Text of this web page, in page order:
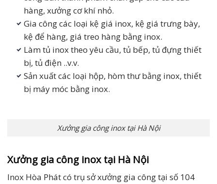
hàng, xưởng cơ khí nhỏ.
Gia công các loại kệ giá inox, kệ giá trưng bày,
kệ để hàng, giá treo hàng bằng inox.
Làm tủ inox theo yêu cầu, tủ bếp, tủ đựng thiết
bị, tủ điện ..v.v.
Sản xuất các loại hộp, hòm thư bằng inox, thiết
bị máy móc bằng inox.
Xưởng gia công inox tại Hà Nội
Xưởng gia công inox tại Hà Nội
Inox Hòa Phát có trụ sở xưởng gia công tại số 104